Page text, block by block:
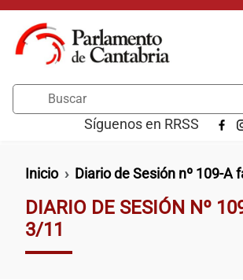
Pasar al contenido principal
Síguenos en RRSS
Ruta de navegación
Inicio Diario de Sesión nº 109-A
DIARIO DE SESIÓN Nº
3/11